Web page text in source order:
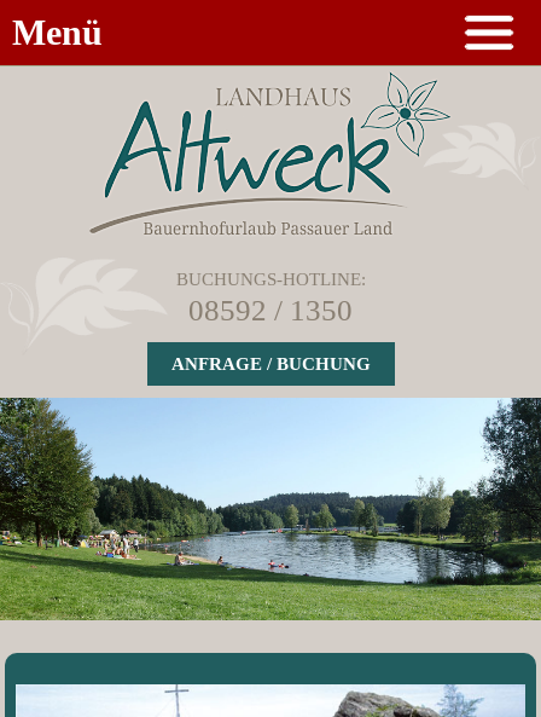
BUCHUNGS-HOTLINE:
08592 / 1350
ANFRAGE / BUCHUNG
Menü